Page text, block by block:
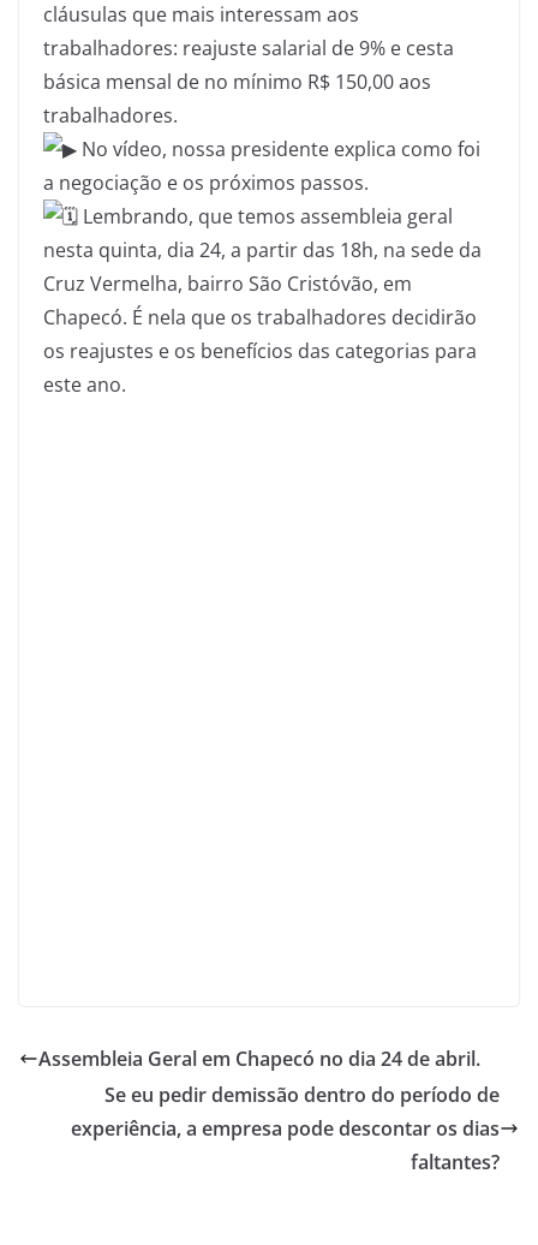
cláusulas que mais interessam aos
trabalhadores: reajuste salarial de 9% e cesta
básica mensal de no mínimo R$ 150,00 aos
trabalhadores.
No vídeo, nossa presidente explica como foi
a negociação e os próximos passos.
Lembrando, que temos assembleia geral
nesta quinta, dia 24, a partir das 18h, na sede da
Cruz Vermelha, bairro São Cristóvão, em
Chapecó. É nela que os trabalhadores decidirão
os reajustes e os benefícios das categorias para
este ano.
Assembleia Geral em Chapecó no dia 24 de abril.
Se eu pedir demissão dentro do período de
experiência, a empresa pode descontar os dias
faltantes?